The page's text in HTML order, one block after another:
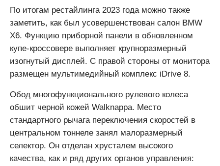
По итогам рестайлинга 2023 года можно также
заметить, как был усовершенствован салон BMW
X6. Функцию приборной панели в обновленном
купе-кроссовере выполняет крупноразмерный
изогнутый дисплей. С правой стороны от монитора
размещен мультимедийный комплекс iDrive 8.
Обод многофункционального рулевого колеса
обшит черной кожей Walknappa. Место
стандартного рычага переключения скоростей в
центральном тоннеле занял малоразмерный
селектор. Он отделан хрусталем высокого
качества, как и ряд других органов управления: